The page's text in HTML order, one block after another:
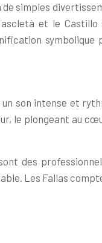
simples
et le
son intense et
le plongeant au
des
Les Fallas